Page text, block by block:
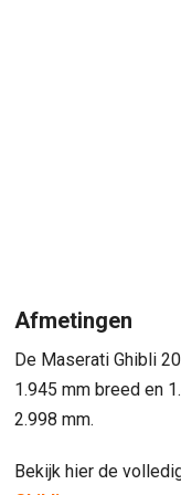
Afmetingen
De Maserati Ghibli
1.945 mm breed en
2.998 mm.
Bekijk hier de